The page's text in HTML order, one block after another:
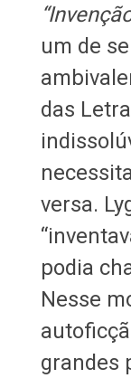
um de
das
versa.
podia
Nesse
grandes